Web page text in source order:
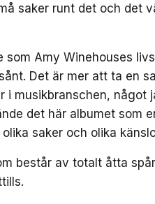
saker runt det och det
som Amy Winehouses
Det är mer att ta en
i musikbranschen, något
det här albumet som
saker och olika
består av totalt åtta